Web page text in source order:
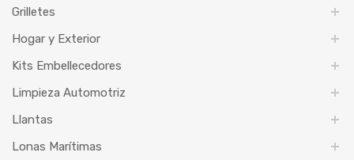
Grilletes
Hogar y Exterior
Kits Embellecedores
Limpieza Automotriz
Llantas
Lonas Marítimas